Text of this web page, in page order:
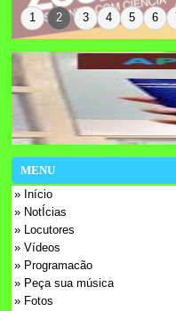
1 2 3 4 5 6
MENU
» Início
» NotÍcias
» Locutores
» Vídeos
» Programacão
» Peça sua música
» Fotos